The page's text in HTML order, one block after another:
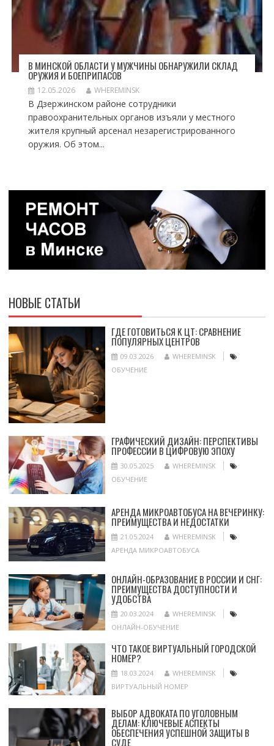
В МИНСКОЙ ОБЛАСТИ У МУЖЧИНЫ ОБНАРУЖИЛИ СКЛАД
ОРУЖИЯ И БОЕПРИПАСОВ
12.05.2026 WHEREMINSK
В Дзержинском районе сотрудники
правоохранительных органов изъяли у местного
жителя крупный арсенал незарегистрированного
оружия. Об этом...
НОВЫЕ СТАТЬИ
ГДЕ ГОТОВИТЬСЯ К ЦТ: СРАВНЕНИЕ
ПОПУЛЯРНЫХ ЦЕНТРОВ
09.03.2026
WHEREMINSK
ОБУЧЕНИЕ
ГРАФИЧЕСКИЙ ДИЗАЙН: ПЕРСПЕКТИВЫ
ПРОФЕССИИ В ЦИФРОВУЮ ЭПОХУ
30.05.2025
WHEREMINSK
ОБУЧЕНИЕ
АРЕНДА МИКРОАВТОБУСА НА ВЕЧЕРИНКУ:
ПРЕИМУЩЕСТВА И НЕДОСТАТКИ
21.05.2024
WHEREMINSK
АРЕНДА МИКРОАВТОБУСА
ОНЛАЙН-ОБРАЗОВАНИЕ В РОССИИ И СНГ:
ПРЕИМУЩЕСТВА ДОСТУПНОСТИ И
УДОБСТВА
20.03.2024
WHEREMINSK
ОНЛАЙН-ОБУЧЕНИЕ
ЧТО ТАКОЕ ВИРТУАЛЬНЫЙ ГОРОДСКОЙ
НОМЕР?
18.03.2024
WHEREMINSK
ВИРТУАЛЬНЫЙ НОМЕР
ВЫБОР АДВОКАТА ПО УГОЛОВНЫМ
ДЕЛАМ: КЛЮЧЕВЫЕ АСПЕКТЫ
ОБЕСПЕЧЕНИЯ УСПЕШНОЙ ЗАЩИТЫ В
СУДЕ